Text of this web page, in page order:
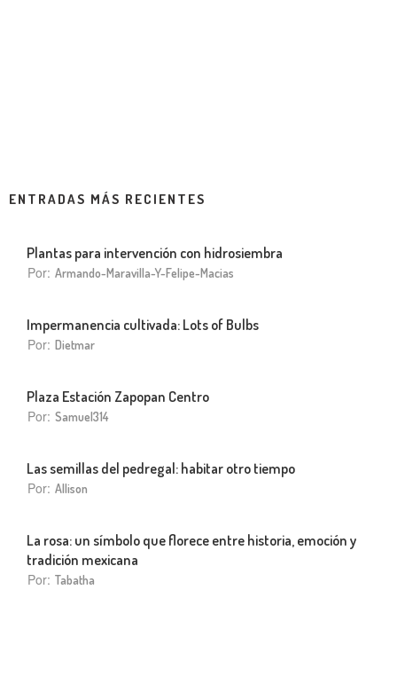
ENTRADAS MÁS RECIENTES
Plantas para intervención con hidrosiembra
Por: Armando-Maravilla-Y-Felipe-Macias
Impermanencia cultivada: Lots of Bulbs
Por: Dietmar
Plaza Estación Zapopan Centro
Por: Samuel314
Las semillas del pedregal: habitar otro tiempo
Por: Allison
La rosa: un símbolo que florece entre historia, emoción y
tradición mexicana
Por: Tabatha